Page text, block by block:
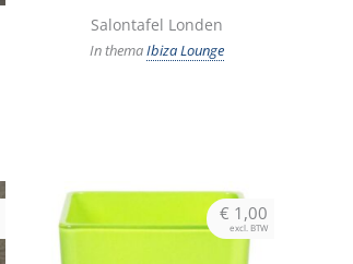
Salontafel Londen
In themaIbiza Lounge
€ 1,00
excl. BTW